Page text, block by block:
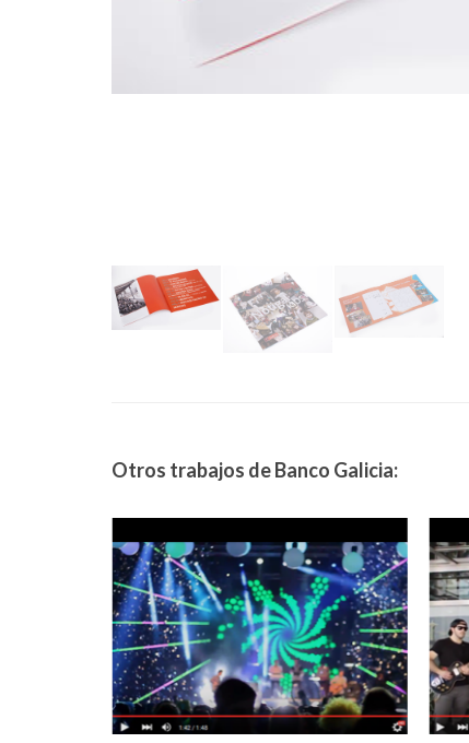
Otros trabajos de Banco Galicia: